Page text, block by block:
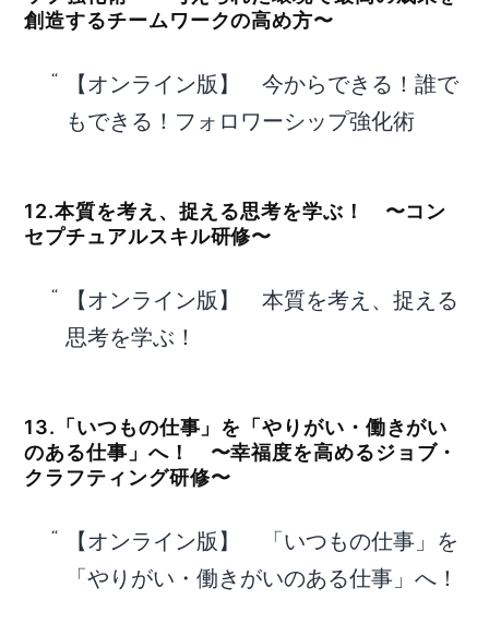
創造するチームワークの高め方〜
【オンライン版】 今からできる！誰で
もできる！フォロワーシップ強化術
12.本質を考え、捉える思考を学ぶ！ 〜コン
セプチュアルスキル研修〜
【オンライン版】 本質を考え、捉える
思考を学ぶ！
13.「いつもの仕事」を「やりがい・働きがい
のある仕事」へ！ 〜幸福度を高めるジョブ・
クラフティング研修〜
【オンライン版】 「いつもの仕事」を
「やりがい・働きがいのある仕事」へ！